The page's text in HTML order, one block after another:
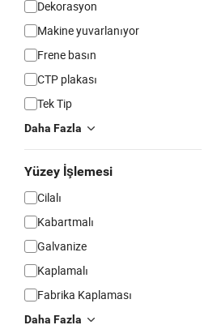
Dekorasyon
Makine yuvarlanıyor
Frene basın
CTP plakası
Tek Tip
Daha Fazla
Yüzey İşlemesi
Cilalı
Kabartmalı
Galvanize
Kaplamalı
Fabrika Kaplaması
Daha Fazla